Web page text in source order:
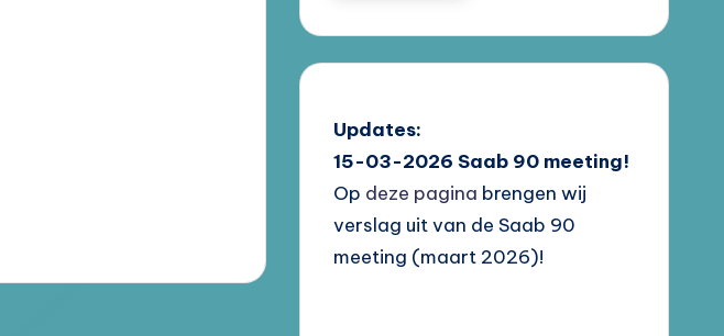
Updates:
15-03-2026 Saab 90 meeting!
Op deze pagina brengen wij
verslag uit van de Saab 90
meeting (maart 2026)!